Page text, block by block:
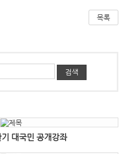
대국민 공개강좌